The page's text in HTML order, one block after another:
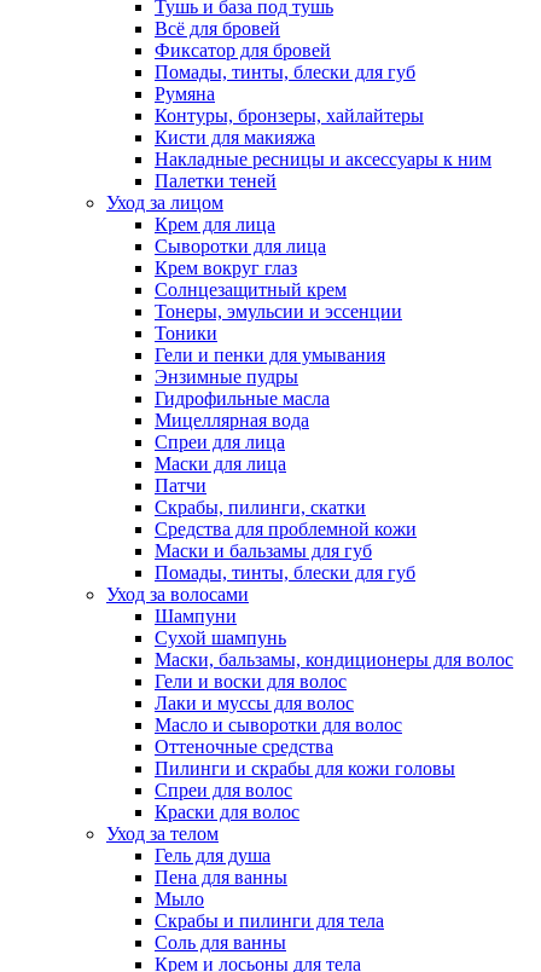
Тушь и база под тушь
Всё для бровей
Фиксатор для бровей
Помады, тинты, блески для губ
Румяна
Контуры, бронзеры, хайлайтеры
Кисти для макияжа
Накладные ресницы и аксессуары к ним
Палетки теней
Уход за лицом
Крем для лица
Сыворотки для лица
Крем вокруг глаз
Солнцезащитный крем
Тонеры, эмульсии и эссенции
Тоники
Гели и пенки для умывания
Энзимные пудры
Гидрофильные масла
Мицеллярная вода
Спреи для лица
Маски для лица
Патчи
Скрабы, пилинги, скатки
Средства для проблемной кожи
Маски и бальзамы для губ
Помады, тинты, блески для губ
Уход за волосами
Шампуни
Сухой шампунь
Маски, бальзамы, кондиционеры для волос
Гели и воски для волос
Лаки и муссы для волос
Масло и сыворотки для волос
Оттеночные средства
Пилинги и скрабы для кожи головы
Спреи для волос
Краски для волос
Уход за телом
Гель для душа
Пена для ванны
Мыло
Скрабы и пилинги для тела
Соль для ванны
Крем и лосьоны для тела